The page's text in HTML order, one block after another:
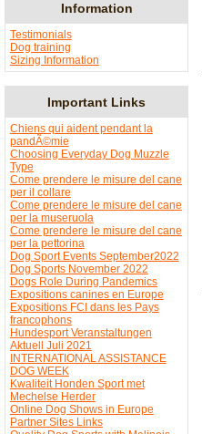
Information
Testimonials
Dog training
Sizing Information
Important Links
Chiens qui aident pendant la
pandÃ©mie
Choosing Everyday Dog Muzzle
Type
Come prendere le misure del cane
per il collare
Come prendere le misure del cane
per la museruola
Come prendere le misure del cane
per la pettorina
Dog Sport Events September2022
Dog Sports November 2022
Dogs Role During Pandemics
Expositions canines en Europe
Expositions FCI dans les Pays
francophons
Hundesport Veranstaltungen
Aktuell Juli 2021
INTERNATIONAL ASSISTANCE
DOG WEEK
Kwaliteit Honden Sport met
Mechelse Herder
Online Dog Shows in Europe
Partner Sites Links